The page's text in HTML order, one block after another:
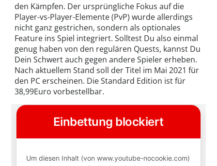
den Kämpfen. Der ursprüngliche Fokus auf die
Player-vs-Player-Elemente (PvP) wurde allerdings
nicht ganz gestrichen, sondern als optionales
Feature ins Spiel integriert. Solltest Du also einmal
genug haben von den regulären Quests, kannst Du
Dein Schwert auch gegen andere Spieler erheben.
Nach aktuellem Stand soll der Titel im Mai 2021 für
den PC erscheinen. Die Standard Edition ist für
38,99Euro vorbestellbar.